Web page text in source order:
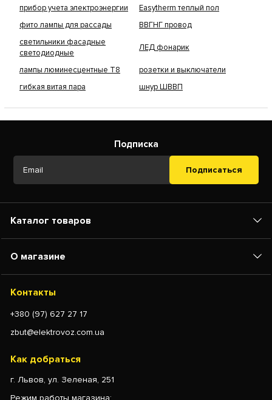
прибор учета электроэнергии
Easytherm теплый пол
фито лампы для рассады
ВВГНГ провод
светильники фасадные
светодиодные
ЛЕД фонарик
лампы люминесцентные Т8
розетки и выключатели
гибкая витая пара
шнур ШВВП
Подписка
Подписаться
Каталог товаров
О магазине
Контакты
+380 (97) 627 27 17
zbut@elektrovoz.com.ua
Как добраться
г. Львов, ул. Зеленая, 251
Режим работы магазина: